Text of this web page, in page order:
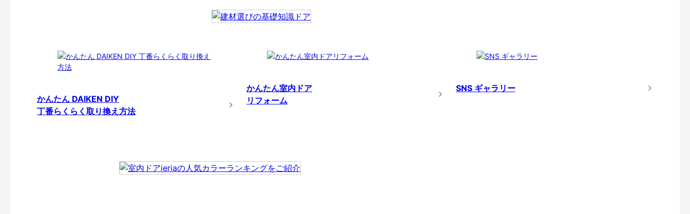
かんたん DAIKEN DIY
丁番らくらく取り換え方法
かんたん室内ドア
リフォーム
SNS ギャラリー